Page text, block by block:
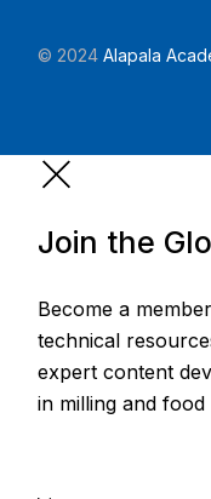
© 2024Alapala
Join the
Become a
technical
expert content
in milling and